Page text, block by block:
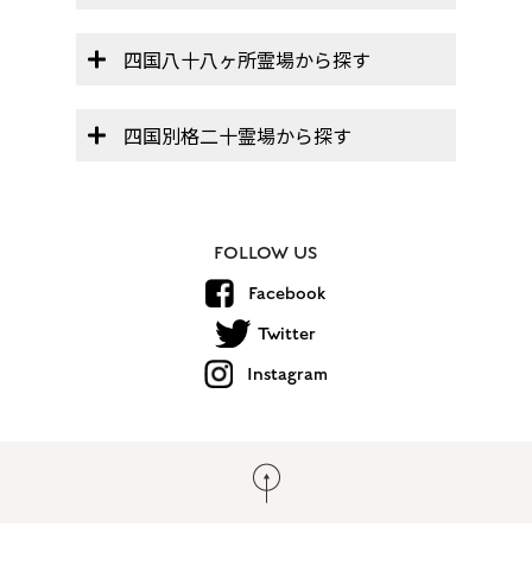
四国八十八ヶ所霊場から探す
四国別格二十霊場から探す
FOLLOW US
Facebook
Twitter
Instagram